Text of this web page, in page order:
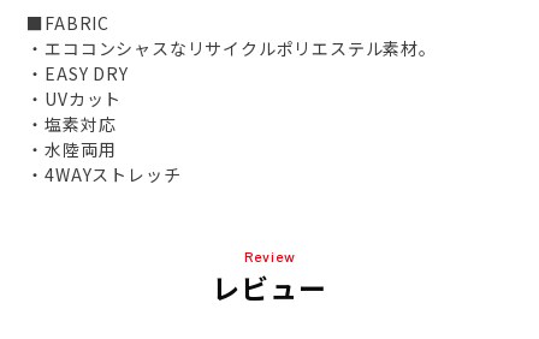
■FABRIC
・エココンシャスなリサイクルポリエステル素材。
・EASY DRY
・UVカット
・塩素対応
・水陸両用
・4WAYストレッチ
Review
レビュー